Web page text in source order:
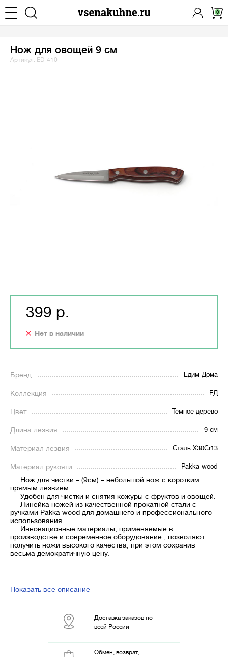
0
Нож для овощей 9 см
Артикул: ED-410
Бренд Едим Дома
Коллекция ЕД
Цвет Темное дерево
Длина лезвия 9 см
Материал лезвия Сталь X30Cr13
Материал рукояти Pakka wood
Нож для чистки – (9см) – небольшой нож с коротким
прямым лезвием.
Удобен для чистки и снятия кожуры с фруктов и овощей.
Линейка ножей из качественной прокатной стали с
ручками Pakka wood для домашнего и профессионального
использования.
Инновационные материалы, применяемые в
производстве и современное оборудование , позволяют
получить ножи высокого качества, при этом сохранив
весьма демократичную цену.
Показать все описание
Доставка заказов по
всей России
Обмен, возврат,
399 р.
Нет в наличии